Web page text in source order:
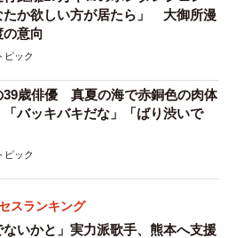
か欲しい方が居たら」 大御所漫
の意向
ピック
39歳俳優 真夏の海で赤銅色の肉体
バッキバキだな」「ばり渋いで
ピック
スランキング
ないかと」実力派歌手、熊本へ支援